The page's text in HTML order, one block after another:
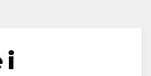
i